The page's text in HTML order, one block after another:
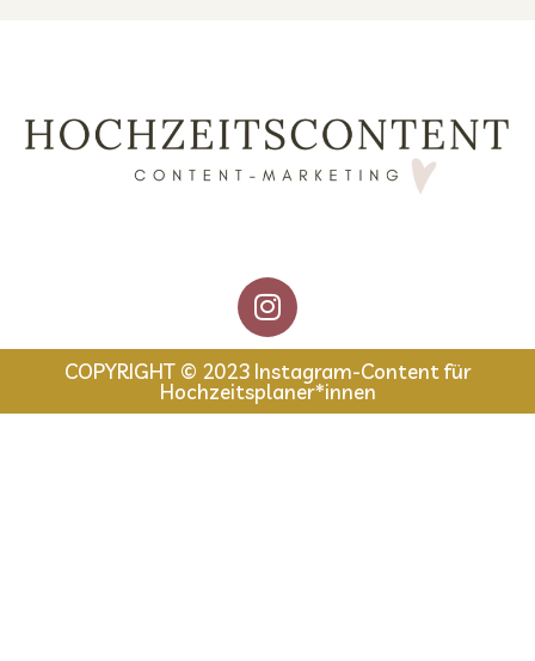
COPYRIGHT © 2023 Instagram-Content für
Hochzeitsplaner*innen